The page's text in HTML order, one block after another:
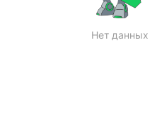
Нет данных